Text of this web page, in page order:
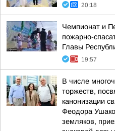
20:18
Чемпионат и
пожарно-
Главы
19:57
В числе
торжеств,
канонизации
Феодора
земляков,